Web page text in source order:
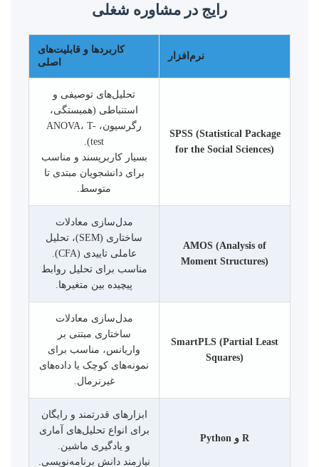
رایج در مشاوره شغلی
نرم‌افزار
کاربردها و قابلیت‌های
اصلی
SPSS (Statistical Package
for the Social Sciences)
تحلیل‌های توصیفی و
استنباطی (همبستگی،
رگرسیون، ANOVA، T-
test).
بسیار کاربرپسند و مناسب
برای دانشجویان مبتدی تا
متوسط.
AMOS (Analysis of
Moment Structures)
مدل‌سازی معادلات
ساختاری (SEM)، تحلیل
عاملی تاییدی (CFA).
مناسب برای تحلیل روابط
پیچیده بین متغیرها.
SmartPLS (Partial Least
Squares)
مدل‌سازی معادلات
ساختاری مبتنی بر
واریانس، مناسب برای
نمونه‌های کوچک یا داده‌های
غیرنرمال.
R و Python
ابزارهای قدرتمند و رایگان
برای انواع تحلیل‌های آماری
و یادگیری ماشین.
نیازمند دانش برنامه‌نویسی.